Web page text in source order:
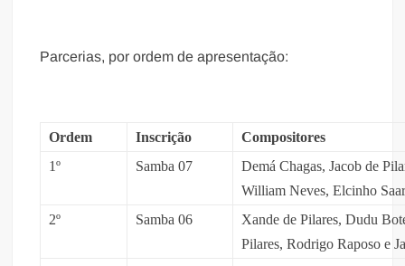
Parcerias, por ordem de apresentação:
Ordem Inscrição
Compositores
1º
Samba 07
Demá Chagas, Jacob de
William Neves, Elcinho
2º
Samba 06
Xande de Pilares, Dudu
Pilares, Rodrigo Raposo e